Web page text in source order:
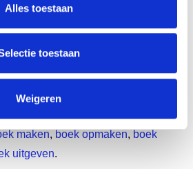
Alles toestaan
toestaan
Weigeren
zal bezorgen!
partner voor jouw
maken, boek opmaken, boek
uitgeven.